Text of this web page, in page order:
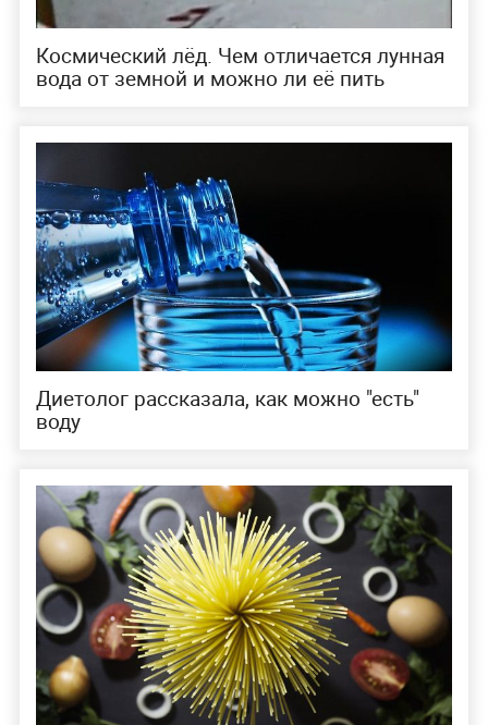
Космический лёд. Чем отличается лунная
вода от земной и можно ли её пить
Диетолог рассказала, как можно "есть"
воду